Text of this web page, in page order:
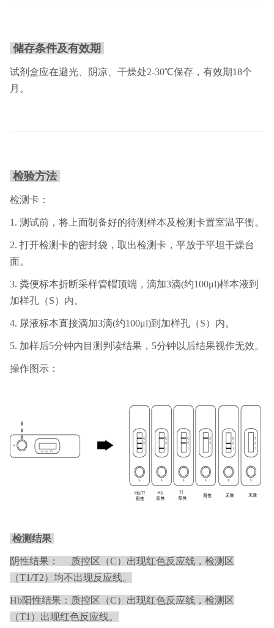
储存条件及有效期
试剂盒应在避光、阴凉、干燥处2-30℃保存，有效期18个
月。
检验方法
检测卡：
1. 测试前，将上面制备好的待测样本及检测卡置室温平衡。
2. 打开检测卡的密封袋，取出检测卡，平放于平坦干燥台
面。
3. 粪便标本折断采样管帽顶端，滴加3滴(约100μl)样本液到
加样孔（S）内。
4. 尿液标本直接滴加3滴(约100μl)到加样孔（S）内。
5. 加样后5分钟内目测判读结果，5分钟以后结果视作无效。
操作图示：
检测结果
阴性结果： 质控区（C）出现红色反应线，检测区
（T1/T2）均不出现反应线。
Hb阳性结果：质控区（C）出现红色反应线，检测区
（T1）出现红色反应线。